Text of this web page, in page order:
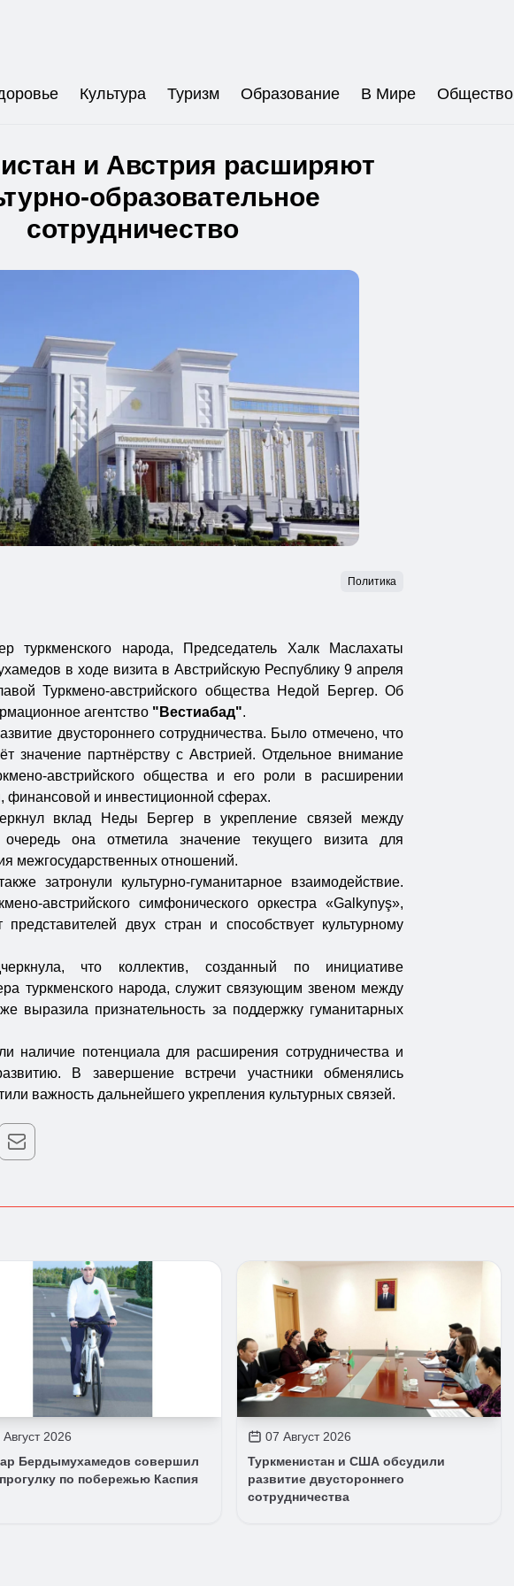
Культура Туризм Образование В Мире Общество
и Австрия расширяют
образовательное
сотрудничество
Политика
туркменского народа, Председатель Халк Маслахаты
в ходе визита в Австрийскую Республику 9 апреля
Туркмено-австрийского общества Недой Бергер. Об
агентство "Вестиабад".
двустороннего сотрудничества. Было отмечено, что
значение партнёрству с Австрией. Отдельное внимание
австрийского общества и его роли в расширении
финансовой и инвестиционной сферах.
вклад Неды Бергер в укрепление связей между
она отметила значение текущего визита для
межгосударственных отношений.
затронули культурно-гуманитарное взаимодействие.
австрийского симфонического оркестра «Galkynyş»,
представителей двух стран и способствует культурному
что коллектив, созданный по инициативе
туркменского народа, служит связующим звеном между
выразила признательность за поддержку гуманитарных
наличие потенциала для расширения сотрудничества и
В завершение встречи участники обменялись
важность дальнейшего укрепления культурных связей.
2026
Бердымухамедов совершил
по побережью Каспия
07 Август 2026
Туркменистан и США обсудили
развитие двустороннего
сотрудничества